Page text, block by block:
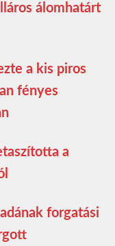
álomhatárt
a kis piros
fényes
a
forgatási